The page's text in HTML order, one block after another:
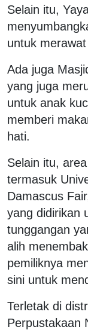
Selain itu,
untuk
Ada juga
yang juga
untuk anak
memberi
hati.
Selain itu,
termasuk
Damascus
yang didirikan
tunggangan
alih
pemiliknya
sini untuk
Terletak di
Perpustakaan